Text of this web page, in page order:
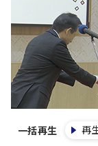
一括再生
再